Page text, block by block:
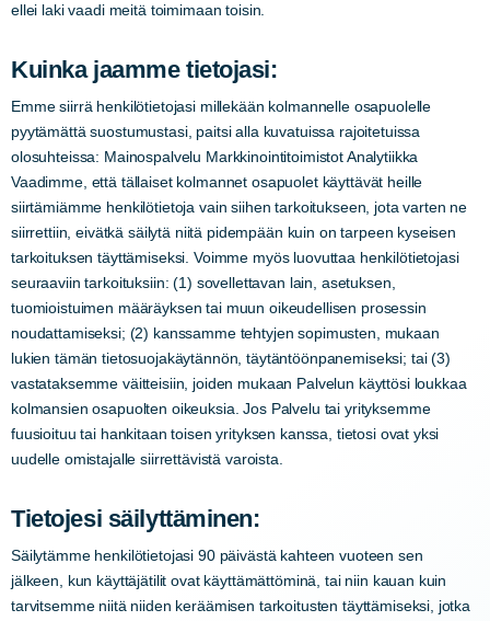
ellei laki vaadi meitä toimimaan toisin.
Kuinka jaamme tietojasi:
Emme siirrä henkilötietojasi millekään kolmannelle osapuolelle
pyytämättä suostumustasi, paitsi alla kuvatuissa rajoitetuissa
olosuhteissa: Mainospalvelu Markkinointitoimistot Analytiikka
Vaadimme, että tällaiset kolmannet osapuolet käyttävät heille
siirtämiämme henkilötietoja vain siihen tarkoitukseen, jota varten ne
siirrettiin, eivätkä säilytä niitä pidempään kuin on tarpeen kyseisen
tarkoituksen täyttämiseksi. Voimme myös luovuttaa henkilötietojasi
seuraaviin tarkoituksiin: (1) sovellettavan lain, asetuksen,
tuomioistuimen määräyksen tai muun oikeudellisen prosessin
noudattamiseksi; (2) kanssamme tehtyjen sopimusten, mukaan
lukien tämän tietosuojakäytännön, täytäntöönpanemiseksi; tai (3)
vastataksemme väitteisiin, joiden mukaan Palvelun käyttösi loukkaa
kolmansien osapuolten oikeuksia. Jos Palvelu tai yrityksemme
fuusioituu tai hankitaan toisen yrityksen kanssa, tietosi ovat yksi
uudelle omistajalle siirrettävistä varoista.
Tietojesi säilyttäminen:
Säilytämme henkilötietojasi 90 päivästä kahteen vuoteen sen
jälkeen, kun käyttäjätilit ovat käyttämättöminä, tai niin kauan kuin
tarvitsemme niitä niiden keräämisen tarkoitusten täyttämiseksi, jotka